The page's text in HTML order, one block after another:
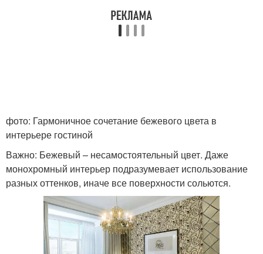
фото: Гармоничное сочетание бежевого цвета в
интерьере гостиной
Важно: Бежевый – несамостоятельный цвет. Даже
монохромный интерьер подразумевает использование
разных оттенков, иначе все поверхности сольются.